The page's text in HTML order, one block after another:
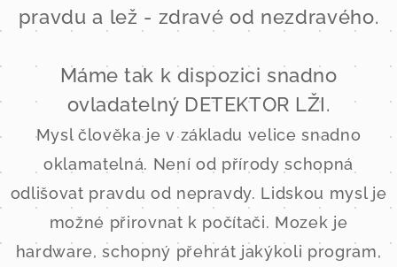
pravdu a lež - zdravé od nezdravého.
Máme tak k dispozici snadno
ovladatelný DETEKTOR LŽI.
Mysl člověkaje v základu velice snadno
oklamatelná. Není od přírody schopná
odlišovat pravdu od nepravdy. Lidskou mysl je
možné přirovnat k počítači. Mozek je
hardware, schopný přehrát jakýkoli program,